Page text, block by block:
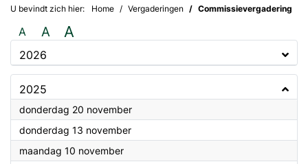
U bevindt zich hier: Home Vergaderingen Commissievergadering
A A A
2026
2025
donderdag 20 november2025
donderdag 13 november2025
maandag 10 november2025